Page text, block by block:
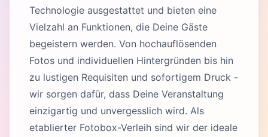
Technologie ausgestattet und bieten eine
Vielzahl an Funktionen, die Deine Gäste
begeistern werden. Von hochauflösenden
Fotos und individuellen Hintergründen bis hin
zu lustigen Requisiten und sofortigem Druck -
wir sorgen dafür, dass Deine Veranstaltung
einzigartig und unvergesslich wird. Als
etablierter Fotobox-Verleih sind wir der ideale